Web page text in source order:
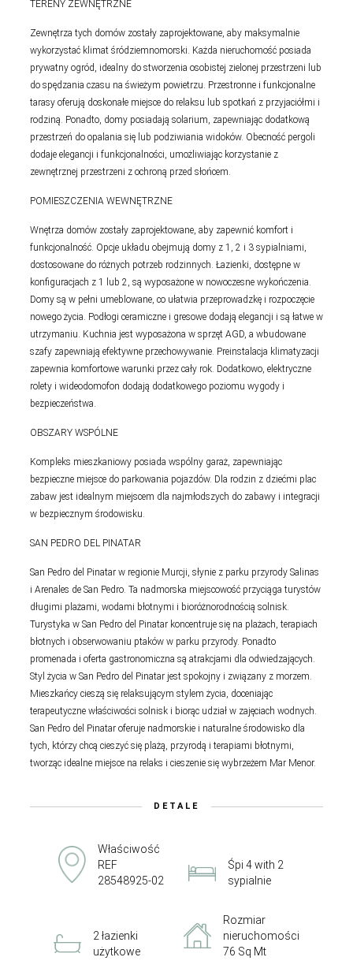
TERENY ZEWNĘTRZNE
Zewnętrza tych domów zostały zaprojektowane, aby maksymalnie
wykorzystać klimat śródziemnomorski. Każda nieruchomość posiada
prywatny ogród, idealny do stworzenia osobistej zielonej przestrzeni lub
do spędzania czasu na świeżym powietrzu. Przestronne i funkcjonalne
tarasy oferują doskonałe miejsce do relaksu lub spotkań z przyjaciółmi i
rodziną. Ponadto, domy posiadają solarium, zapewniając dodatkową
przestrzeń do opalania się lub podziwiania widoków. Obecność pergoli
dodaje elegancji i funkcjonalności, umożliwiając korzystanie z
zewnętrznej przestrzeni z ochroną przed słońcem.
POMIESZCZENIA WEWNĘTRZNE
Wnętrza domów zostały zaprojektowane, aby zapewnić komfort i
funkcjonalność. Opcje układu obejmują domy z 1, 2 i 3 sypialniami,
dostosowane do różnych potrzeb rodzinnych. Łazienki, dostępne w
konfiguracjach z 1 lub 2, są wyposażone w nowoczesne wykończenia.
Domy są w pełni umeblowane, co ułatwia przeprowadzkę i rozpoczęcie
nowego życia. Podłogi ceramiczne i gresowe dodają elegancji i są łatwe w
utrzymaniu. Kuchnia jest wyposażona w sprzęt AGD, a wbudowane
szafy zapewniają efektywne przechowywanie. Preinstalacja klimatyzacji
zapewnia komfortowe warunki przez cały rok. Dodatkowo, elektryczne
rolety i wideodomofon dodają dodatkowego poziomu wygody i
bezpieczeństwa.
OBSZARY WSPÓLNE
Kompleks mieszkaniowy posiada wspólny garaż, zapewniając
bezpieczne miejsce do parkowania pojazdów. Dla rodzin z dziećmi plac
zabaw jest idealnym miejscem dla najmłodszych do zabawy i integracji
w bezpiecznym środowisku.
SAN PEDRO DEL PINATAR
San Pedro del Pinatar w regionie Murcji, słynie z parku przyrody Salinas
i Arenales de San Pedro. Ta nadmorska miejscowość przyciąga turystów
długimi plażami, wodami błotnymi i bioróżnorodnością solnisk.
Turystyka w San Pedro del Pinatar koncentruje się na plażach, terapiach
błotnych i obserwowaniu ptaków w parku przyrody. Ponadto
promenada i oferta gastronomiczna są atrakcjami dla odwiedzających.
Styl życia w San Pedro del Pinatar jest spokojny i związany z morzem.
Mieszkańcy cieszą się relaksującym stylem życia, doceniając
terapeutyczne właściwości solnisk i biorąc udział w zajęciach wodnych.
San Pedro del Pinatar oferuje nadmorskie i naturalne środowisko dla
tych, którzy chcą cieszyć się plażą, przyrodą i terapiami błotnymi,
tworząc idealne miejsce na relaks i cieszenie się wybrzeżem Mar Menor.
DETALE
Właściwość
REF
28548925-02
Śpi 4 with 2
sypialnie
2 łazienki
użytkowe
Rozmiar
nieruchomości
76 Sq Mt